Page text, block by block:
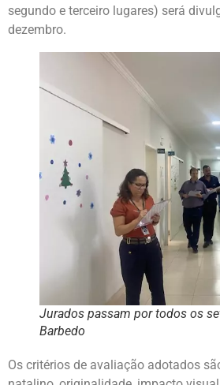
segundo e terceiro lugares) será
dezembro.
Jurados passam por todos os
Barbedo
Os critérios de avaliação adotados